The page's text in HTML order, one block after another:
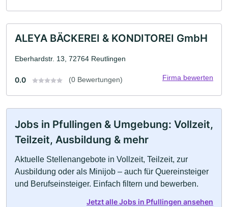
ALEYA BÄCKEREI & KONDITOREI GmbH
Eberhardstr. 13, 72764 Reutlingen
0.0 (0 Bewertungen) Firma bewerten
Jobs in Pfullingen & Umgebung: Vollzeit,
Teilzeit, Ausbildung & mehr
Aktuelle Stellenangebote in Vollzeit, Teilzeit, zur
Ausbildung oder als Minijob – auch für Quereinsteiger
und Berufseinsteiger. Einfach filtern und bewerben.
Jetzt alle Jobs in Pfullingen ansehen